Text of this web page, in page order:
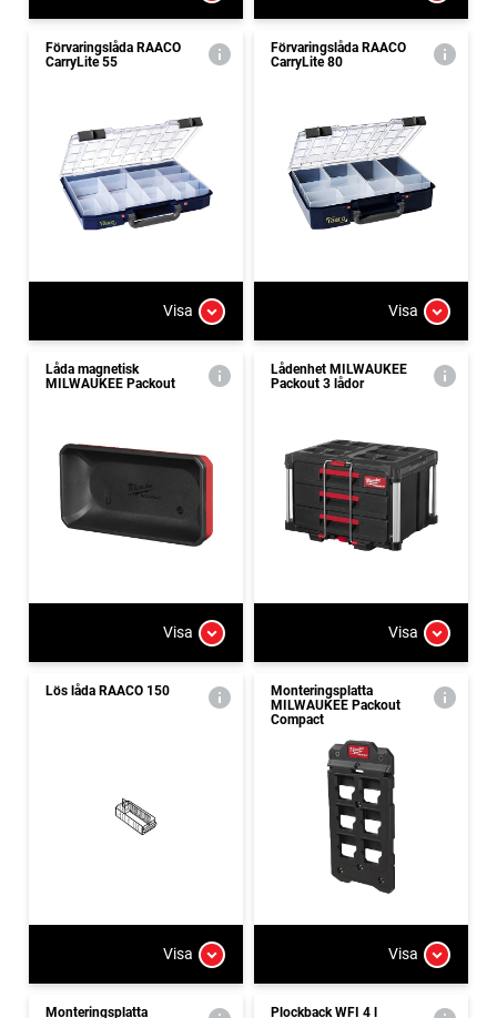
Förvaringslåda RAACO
CarryLite 55
Visa
Förvaringslåda RAACO
CarryLite 80
Visa
Låda magnetisk
MILWAUKEE Packout
Visa
Lådenhet MILWAUKEE
Packout 3 lådor
Visa
Lös låda RAACO 150
Visa
Monteringsplatta
MILWAUKEE Packout
Compact
Visa
Monteringsplatta Plockback WFI 4 l